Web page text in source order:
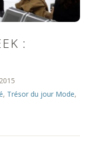
:
, Trésor du jour Mode,